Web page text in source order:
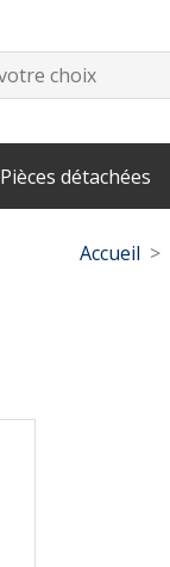
Pièces détachées
Accueil